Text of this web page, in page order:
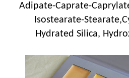
Adipate-Caprate-
Isostearate-
Hydrated Silica,